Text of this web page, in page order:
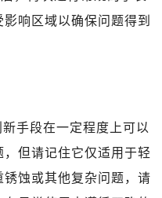
响区域以确保问题得到
手段在一定程度上可以
但请记住它仅适用于轻
蚀或其他复杂问题，请